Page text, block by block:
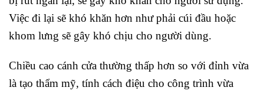
Việc đi lại sẽ khó khăn hơn như phải cúi đầu hoặc
khom lưng sẽ gây khó chịu cho người dùng.
Chiều cao cánh cửa thường thấp hơn so với đỉnh vừa
là tạo thẩm mỹ, tính cách điệu cho công trình vừa